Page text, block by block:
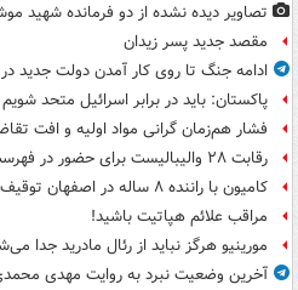
تصاویر دیده‌ نشده از دو فرمانده شهید
مقصد جدید پسر زیدان
ادامه جنگ تا روی کار آمدن دولت جدید در
پاکستان: باید در برابر اسرائیل متحد شویم
فشار هم‌زمان گرانی مواد اولیه و افت
رقابت ۲۸ والیبالیست برای حضور در فهرست نهایی تیم ملی
کامیون با راننده ۸ ساله در اصفهان توقیف شد
مراقب علائم هپاتیت باشید!
مورینیو هرگز نباید از رئال مادرید جدا
آخرین وضعیت نبرد به روایت مهدی